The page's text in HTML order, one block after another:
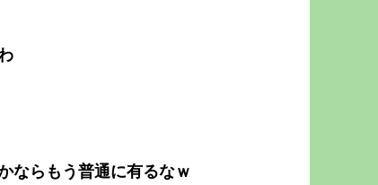
ならもう普通に有るなｗ